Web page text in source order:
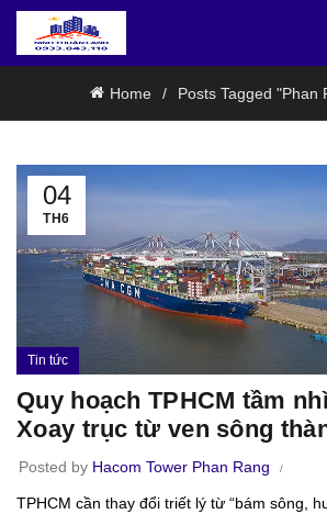
Home Posts Tagged "Phan
04
TH6
Tin tức
Quy hoạch TPHCM tầm
Xoay trục từ ven sông
Posted by Hacom Tower Phan Rang
TPHCM cần thay đổi triết lý từ “bám sông,